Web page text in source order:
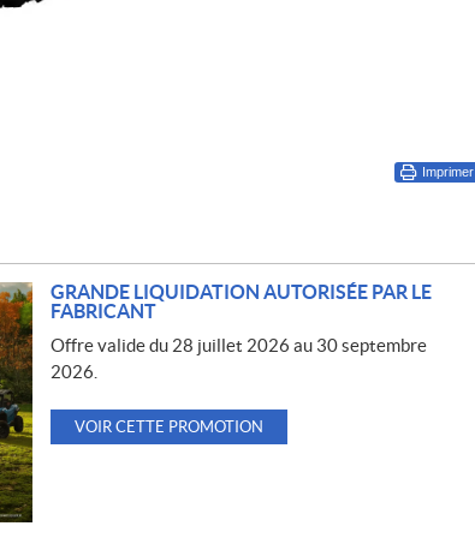
Imprimer
GRANDE LIQUIDATION AUTORISÉE PAR LE
FABRICANT
Offre valide du 28 juillet 2026 au 30 septembre
2026.
VOIR CETTE PROMOTION